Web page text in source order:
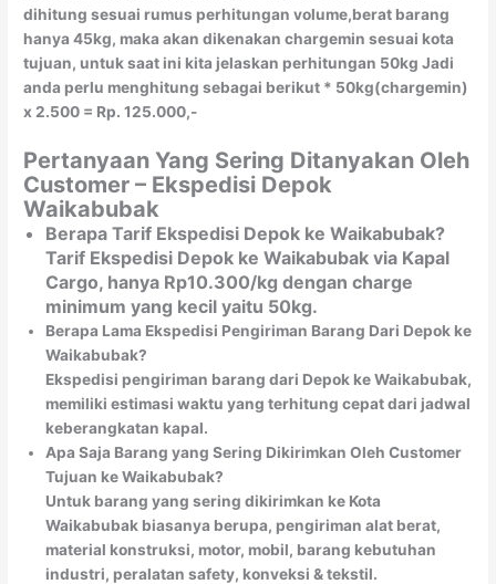
dihitung sesuai rumus perhitungan volume,berat barang
hanya 45kg, maka akan dikenakan chargemin sesuai kota
tujuan, untuk saat ini kita jelaskan perhitungan 50kg Jadi
anda perlu menghitung sebagai berikut * 50kg(chargemin)
x 2.500 = Rp. 125.000,-
Pertanyaan Yang Sering Ditanyakan Oleh
Customer – Ekspedisi Depok
Waikabubak
Berapa Tarif Ekspedisi Depok ke Waikabubak?
Tarif Ekspedisi Depok ke Waikabubak via Kapal
Cargo, hanya Rp10.300/kg dengan charge
minimum yang kecil yaitu 50kg.
Berapa Lama Ekspedisi Pengiriman Barang Dari Depok ke
Waikabubak?
Ekspedisi pengiriman barang dari Depok ke Waikabubak,
memiliki estimasi waktu yang terhitung cepat dari jadwal
keberangkatan kapal.
Apa Saja Barang yang Sering Dikirimkan Oleh Customer
Tujuan ke Waikabubak?
Untuk barang yang sering dikirimkan ke Kota
Waikabubak biasanya berupa, pengiriman alat berat,
material konstruksi, motor, mobil, barang kebutuhan
industri, peralatan safety, konveksi & tekstil.